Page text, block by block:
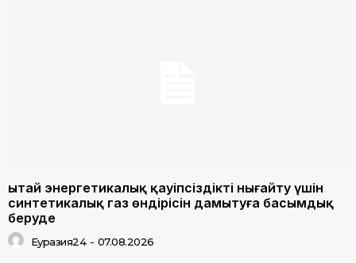
Қытай энергетикалық қауіпсіздікті нығайту үшін
синтетикалық газ өндірісін дамытуға басымдық
беруде
Еуразия24 - 07.08.2026